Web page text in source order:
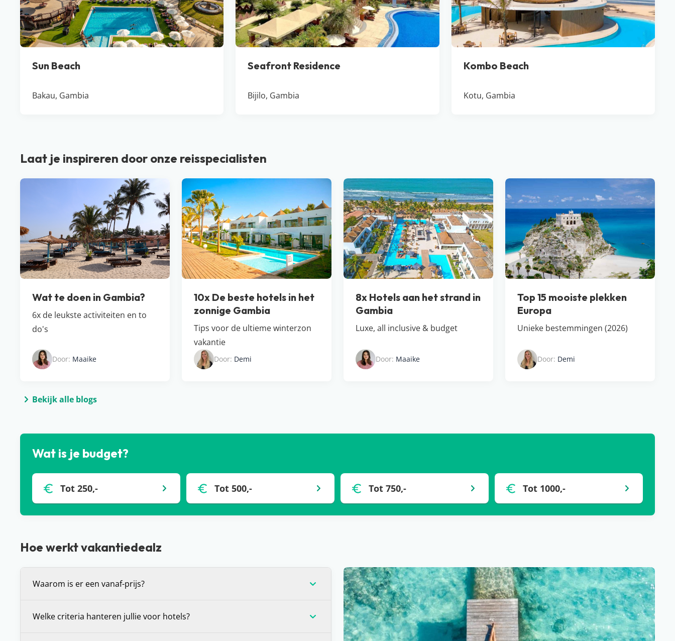
Sun Beach
Bakau, Gambia
Seafront Residence
Bijilo, Gambia
Kombo Beach
Kotu, Gambia
Laat je inspireren door onze reisspecialisten
Wat te doen in Gambia?
6x de leukste activiteiten en to
do's
Door: Maaike
10x De beste hotels in het
zonnige Gambia
Tips voor de ultieme winterzon
vakantie
Door: Demi
8x Hotels aan het strand in
Gambia
Luxe, all inclusive & budget
Door: Maaike
Top 15 mooiste plekken
Europa
Unieke bestemmingen (2026)
Door: Demi
Bekijk alle blogs
Wat is je budget?
Tot 250,- Tot 500,- Tot 750,- Tot 1000,-
Hoe werkt vakantiedealz
Waarom is er een vanaf-prijs?
prijs voor de vakantie die je voor je ziet. Dit is (in veel gevallen) voor één
Welke criteria hanteren jullie voor hotels?